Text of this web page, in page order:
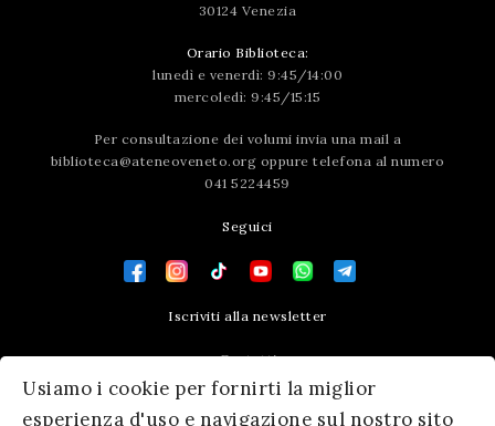
Usiamo i cookie per fornirti la miglior
esperienza d'uso e navigazione sul nostro sito
30124 Venezia
Orario Biblioteca:
lunedì e venerdì: 9:45/14:00
mercoledì: 9:45/15:15
Per consultazione dei volumi invia una mail a
biblioteca@ateneoveneto.org oppure telefona al numero
041 5224459
Seguici
Iscriviti alla newsletter
Contatti